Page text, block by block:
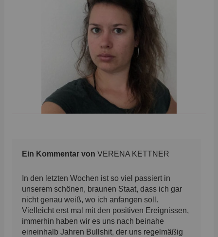
Ein Kommentar vonVERENA KETTNER
In den letzten Wochen ist so viel passiert in
unserem schönen, braunen Staat, dass ich gar
nicht genau weiß, wo ich anfangen soll.
Vielleicht erst mal mit den positiven Ereignissen,
immerhin haben wir es uns nach beinahe
eineinhalb Jahren Bullshit, der uns regelmäßig